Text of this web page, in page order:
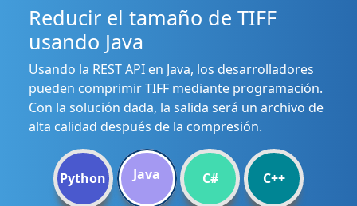
Reducir el tamaño de TIFF
usando Java
Usando la REST API en Java, los desarrolladores
pueden comprimir TIFF mediante programación.
Con la solución dada, la salida será un archivo de
alta calidad después de la compresión.
Python Java C# C++